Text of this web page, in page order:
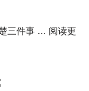
三件事 … 阅读更